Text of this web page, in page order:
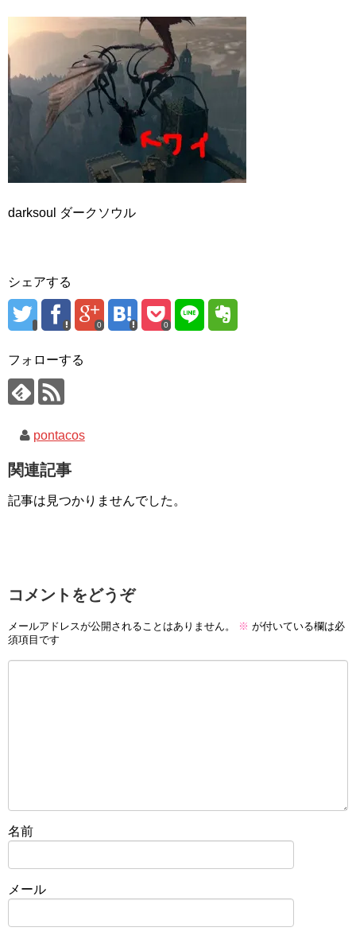
darksoul ダークソウル
シェアする
0 0
フォローする
pontacos
関連記事
記事は見つかりませんでした。
コメントをどうぞ
メールアドレスが公開されることはありません。 ※ が付いている欄は必
須項目です
名前
メール